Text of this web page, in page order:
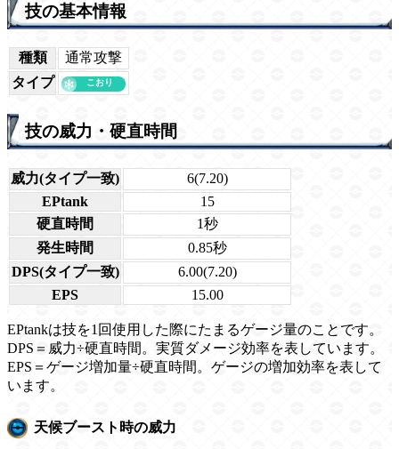
技の基本情報
種類
通常攻撃
タイプ
技の威力・硬直時間
威力(タイプ一致)
6(7.20)
EPtank
15
硬直時間
1秒
発生時間
0.85秒
DPS(タイプ一致)
6.00(7.20)
EPS
15.00
EPtankは技を1回使用した際にたまるゲージ量のことです。
DPS＝威力÷硬直時間。実質ダメージ効率を表しています。
EPS＝ゲージ増加量÷硬直時間。ゲージの増加効率を表して
います。
天候ブースト時の威力